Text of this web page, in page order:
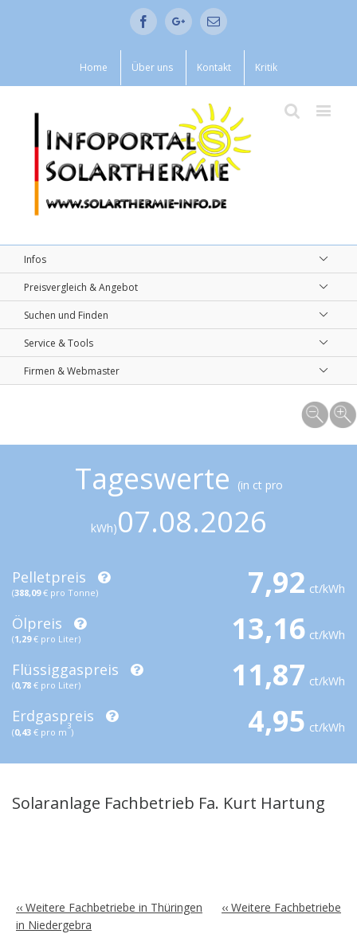
FacebookGoogle+Email
Home Über uns Kontakt Kritik
Infos
Preisvergleich & Angebot
Suchen und Finden
Service & Tools
Firmen & Webmaster
Tageswerte (in ct pro
kWh)07.08.2026
Pelletpreis
(388,09€ pro Tonne) 7,92 ct/kWh
Ölpreis
(1,29€ pro Liter) 13,16 ct/kWh
Flüssiggaspreis
(0,78 € pro Liter) 11,87 ct/kWh
Erdgaspreis
(0,43 € pro m
3
) 4,95 ct/kWh
Solaranlage Fachbetrieb Fa. Kurt Hartung
‹‹ Weitere Fachbetriebe in Thüringen
‹‹ Weitere Fachbetriebe
in Niedergebra